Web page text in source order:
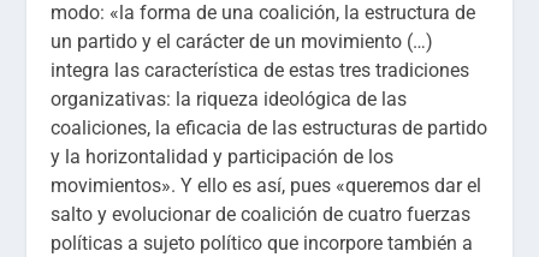
modo: «la forma de una coalición, la estructura de
un partido y el carácter de un movimiento (…)
integra las característica de estas tres tradiciones
organizativas: la riqueza ideológica de las
coaliciones, la eficacia de las estructuras de partido
y la horizontalidad y participación de los
movimientos». Y ello es así, pues «queremos dar el
salto y evolucionar de coalición de cuatro fuerzas
políticas a sujeto político que incorpore también a